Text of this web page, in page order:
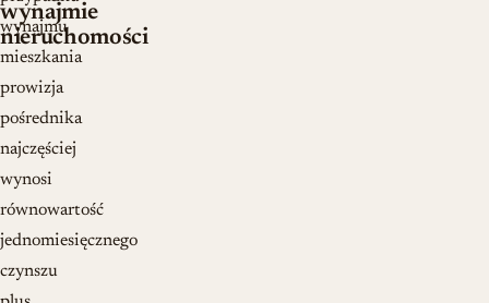
wynajmie
nieruchomości
wynajmu
mieszkania
prowizja
pośrednika
najczęściej
wynosi
równowartość
jednomiesięcznego
czynszu